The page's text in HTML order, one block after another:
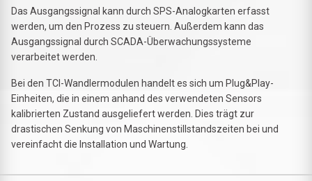
Das Ausgangssignal kann durch SPS-Analogkarten erfasst
werden, um den Prozess zu steuern. Außerdem kann das
Ausgangssignal durch SCADA-Überwachungssysteme
verarbeitet werden.
Bei den TCI-Wandlermodulen handelt es sich um Plug&Play-
Einheiten, die in einem anhand des verwendeten Sensors
kalibrierten Zustand ausgeliefert werden. Dies trägt zur
drastischen Senkung von Maschinenstillstandszeiten bei und
vereinfacht die Installation und Wartung.